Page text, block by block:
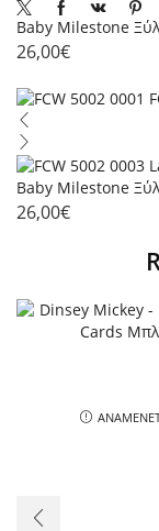
Baby Milestone
26,00€
Baby Milestone
26,00€